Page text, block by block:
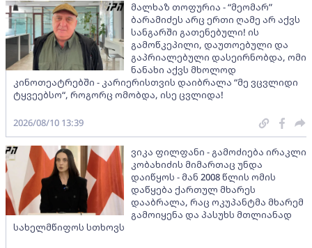
მალხაზ თოფურია - “მეომარ”
ბარამიძეს არც ერთი ღამე არ აქვს
სანგარში გათენებული! ის
გამოწკეპილი, დაუთოებული და
გაპრიალებული დასეირნობდა, ომი
ნანახი აქვს მხოლოდ
კინოთეატრებში - კარიერისთვის დაიბრალა “მე ვცვლიდი
ტყვეებსო“, როგორც ომობდა, ისე ცვლიდა!
2026/08/10 13:39
ვიკა ფილფანი - გამოძიება ირაკლი
კობახიძის მიმართაც უნდა
დაიწყოს - მან 2008 წლის ომის
დაწყება ქართულ მხარეს
დააბრალა, რაც ოკუპანტმა მხარემ
გამოიყენა და პასუხს მთლიანად
სახელმწიფოს სთხოვს